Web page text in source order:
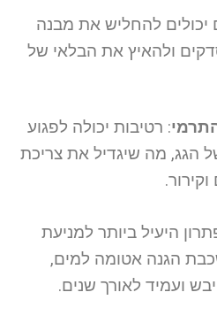
יכולים להחליש את מבנה
ולהאיץ את הבלאי של
: רטיבות יכולה לפגוע
הגג, מה שיגדיל את צריכת
היעיל ביותר למניעת
הגנה אטומה למים,
ועמיד לאורך שנים.